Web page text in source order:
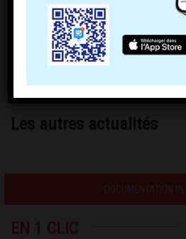
Les autres actualités
DOCUMENTATION PLU
EN 1 CLIC